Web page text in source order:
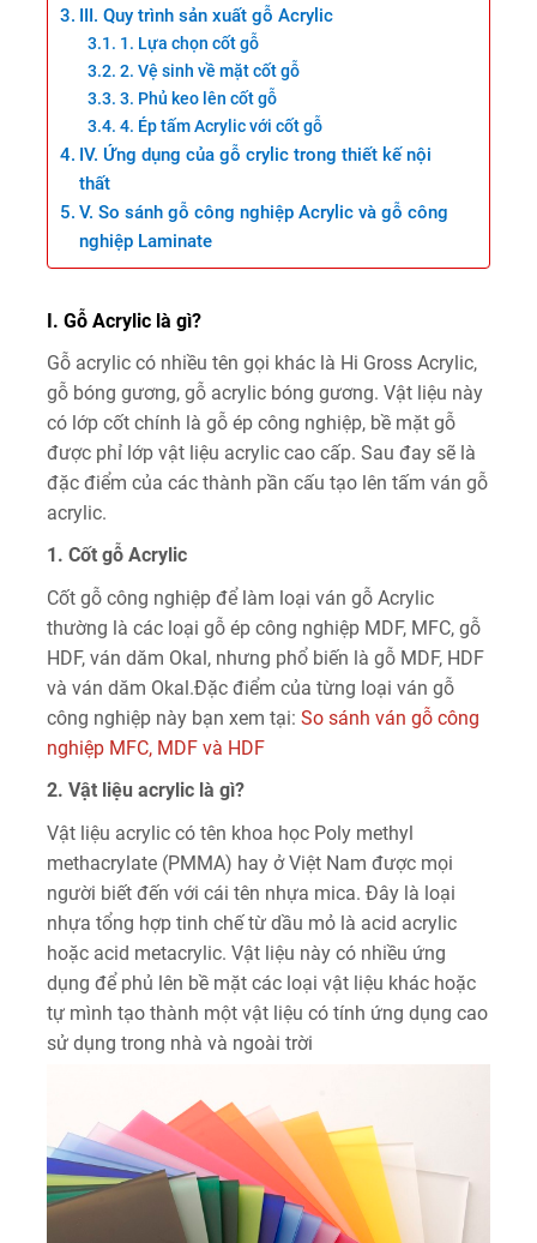
III. Quy trình sản xuất gỗ Acrylic
1. Lựa chọn cốt gỗ
2. Vệ sinh về mặt cốt gỗ
3. Phủ keo lên cốt gỗ
4. Ép tấm Acrylic với cốt gỗ
IV. Ứng dụng của gỗ crylic trong thiết kế nội
thất
V. So sánh gỗ công nghiệp Acrylic và gỗ công
nghiệp Laminate
I. Gỗ Acrylic là gì?
Gỗ acrylic có nhiều tên gọi khác là Hi Gross Acrylic,
gỗ bóng gương, gỗ acrylic bóng gương. Vật liệu này
có lớp cốt chính là gỗ ép công nghiệp, bề mặt gỗ
được phỉ lớp vật liệu acrylic cao cấp. Sau đay sẽ là
đặc điểm của các thành pần cấu tạo lên tấm ván gỗ
acrylic.
1. Cốt gỗ Acrylic
Cốt gỗ công nghiệp để làm loại ván gỗ Acrylic
thường là các loại gỗ ép công nghiệp MDF, MFC, gỗ
HDF, ván dăm Okal, nhưng phổ biến là gỗ MDF, HDF
và ván dăm Okal.Đặc điểm của từng loại ván gỗ
công nghiệp này bạn xem tại: So sánh ván gỗ công
nghiệp MFC, MDF và HDF
2. Vật liệu acrylic là gì?
Vật liệu acrylic có tên khoa học Poly methyl
methacrylate (PMMA) hay ở Việt Nam được mọi
người biết đến với cái tên nhựa mica. Đây là loại
nhựa tổng hợp tinh chế từ dầu mỏ là acid acrylic
hoặc acid metacrylic. Vật liệu này có nhiều ứng
dụng để phủ lên bề mặt các loại vật liệu khác hoặc
tự mình tạo thành một vật liệu có tính ứng dụng cao
sử dụng trong nhà và ngoài trời